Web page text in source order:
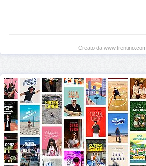
Creato da